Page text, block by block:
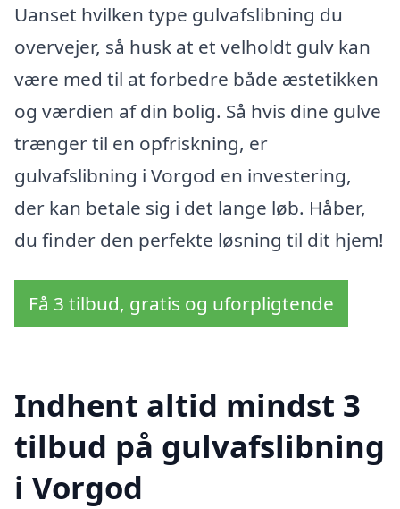
Uanset hvilken type gulvafslibning du
overvejer, så husk at et velholdt gulv kan
være med til at forbedre både æstetikken
og værdien af din bolig. Så hvis dine gulve
trænger til en opfriskning, er
gulvafslibning i Vorgod en investering,
der kan betale sig i det lange løb. Håber,
du finder den perfekte løsning til dit hjem!
Få 3 tilbud, gratis og uforpligtende
Indhent altid mindst 3
tilbud på gulvafslibning
i Vorgod